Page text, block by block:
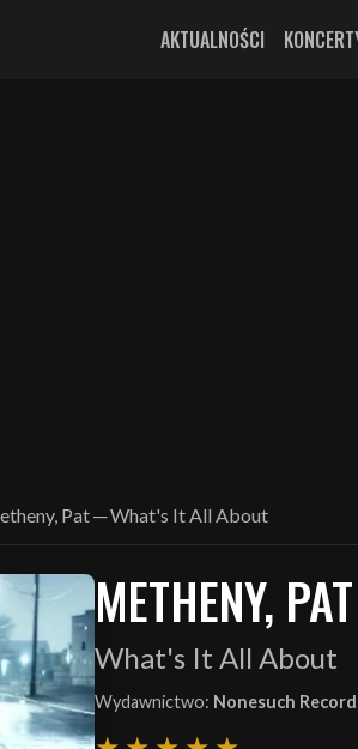
AKTUALNOŚCI
Pat ─ What's It All About
METHENY, PAT
What's It All About
Wydawnictwo: Nonesuch